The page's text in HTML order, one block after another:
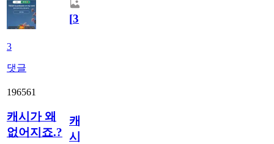
3
댓글
[3]
196561
캐시가 왜
없어지죠.?
캐
시